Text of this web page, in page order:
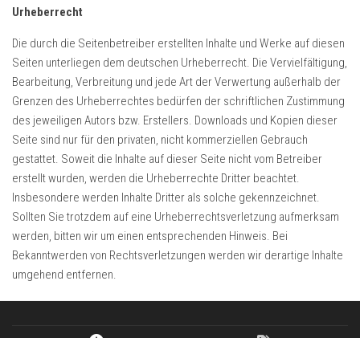
Urheberrecht
Die durch die Seitenbetreiber erstellten Inhalte und Werke auf diesen
Seiten unterliegen dem deutschen Urheberrecht. Die Vervielfältigung,
Bearbeitung, Verbreitung und jede Art der Verwertung außerhalb der
Grenzen des Urheberrechtes bedürfen der schriftlichen Zustimmung
des jeweiligen Autors bzw. Erstellers. Downloads und Kopien dieser
Seite sind nur für den privaten, nicht kommerziellen Gebrauch
gestattet. Soweit die Inhalte auf dieser Seite nicht vom Betreiber
erstellt wurden, werden die Urheberrechte Dritter beachtet.
Insbesondere werden Inhalte Dritter als solche gekennzeichnet.
Sollten Sie trotzdem auf eine Urheberrechtsverletzung aufmerksam
werden, bitten wir um einen entsprechenden Hinweis. Bei
Bekanntwerden von Rechtsverletzungen werden wir derartige Inhalte
umgehend entfernen.